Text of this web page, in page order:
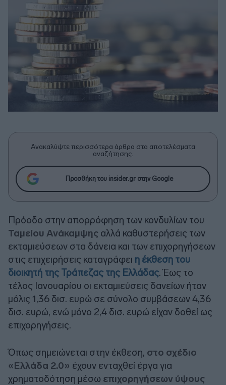
Ανακαλύψτε περισσότερα άρθρα στα αποτελέσματα
αναζήτησης.
Προσθήκη του insider.gr στην Google
Πρόοδο στην απορρόφηση των κονδυλίων του
Ταμείου Ανάκαμψης αλλά καθυστερήσεις των
εκταμιεύσεων στα δάνεια και των επιχορηγήσεων
στις επιχειρήσεις καταγράφει η έκθεση του
διοικητή της Τράπεζας της Ελλάδας. Έως το
τέλος Ιανουαρίου οι εκταμιεύσεις δανείων ήταν
μόλις 1,36 δισ. ευρώ σε σύνολο συμβάσεων 4,36
δισ. ευρώ, ενώ μόνο 2,4 δισ. ευρώ είχαν δοθεί ως
επιχορηγήσεις.
Όπως σημειώνεται στην έκθεση, στο σχέδιο
«Ελλάδα 2.0» έχουν ενταχθεί έργα για
χρηματοδότηση μέσω επιχορηγήσεων ύψους